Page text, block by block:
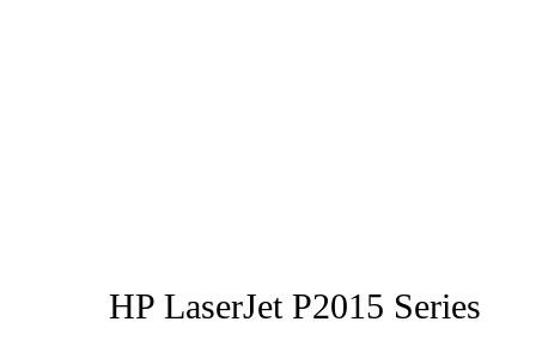
HP LaserJet P2015 Series